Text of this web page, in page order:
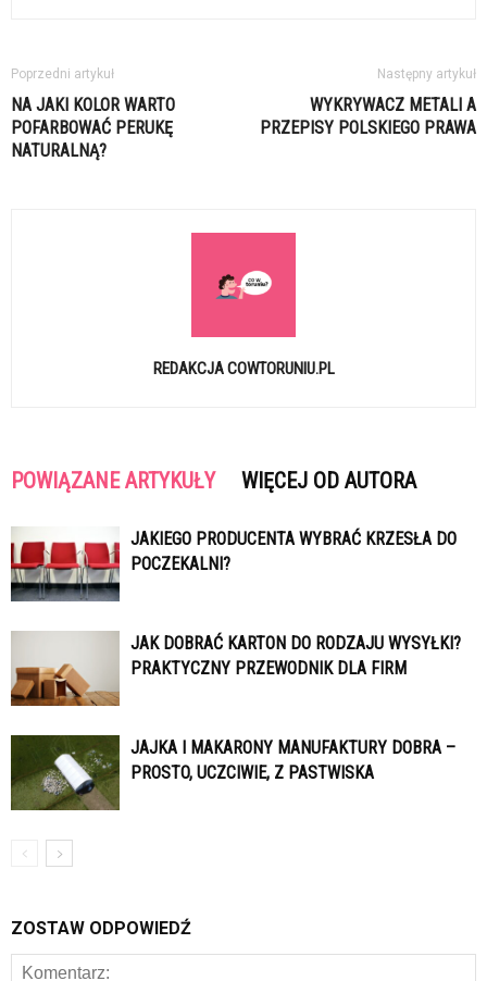
Poprzedni artykuł
NA JAKI KOLOR WARTO
POFARBOWAĆ PERUKĘ
NATURALNĄ?
Następny artykuł
WYKRYWACZ METALI A
PRZEPISY POLSKIEGO PRAWA
REDAKCJA COWTORUNIU.PL
POWIĄZANE ARTYKUŁY WIĘCEJ OD AUTORA
JAKIEGO PRODUCENTA WYBRAĆ KRZESŁA DO
POCZEKALNI?
JAK DOBRAĆ KARTON DO RODZAJU WYSYŁKI?
PRAKTYCZNY PRZEWODNIK DLA FIRM
JAJKA I MAKARONY MANUFAKTURY DOBRA –
PROSTO, UCZCIWIE, Z PASTWISKA
ZOSTAW ODPOWIEDŹ